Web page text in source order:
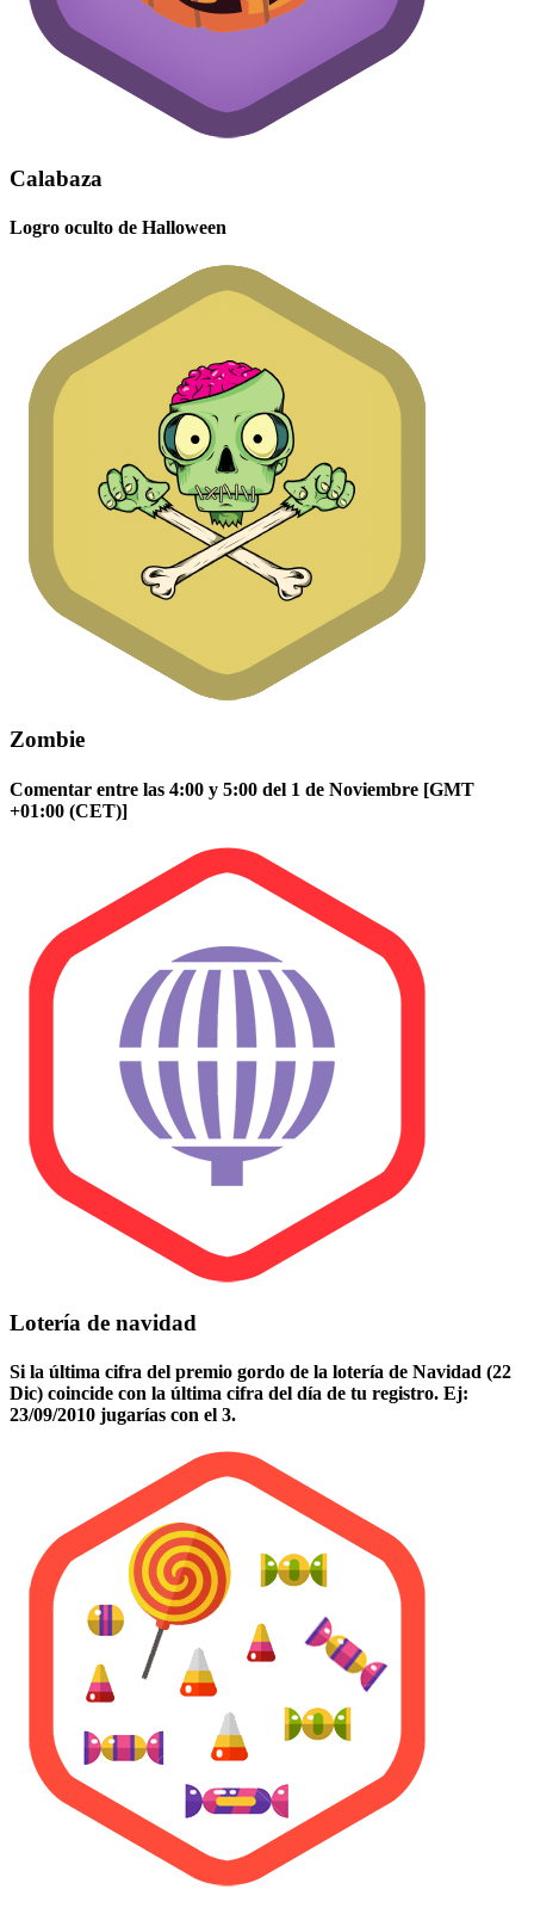
Calabaza
Logro oculto de Halloween
Zombie
Comentar entre las 4:00 y 5:00 del 1 de Noviembre [GMT
+01:00 (CET)]
Lotería de navidad
Si la última cifra del premio gordo de la lotería de Navidad (22
Dic) coincide con la última cifra del día de tu registro. Ej:
23/09/2010 jugarías con el 3.